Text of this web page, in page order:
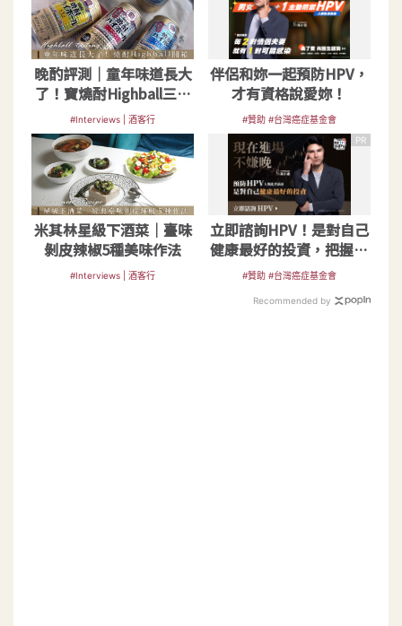
晚酌評測｜童年味道長大
了！寶燒酎Highball三款
風味調酒綜合測評
#Interviews | 酒客行
伴侶和妳一起預防HPV，
才有資格說愛妳！
#贊助 #台灣癌症基金會
米其林星級下酒菜｜臺味
剝皮辣椒5種美味作法
#Interviews | 酒客行
PR
立即諮詢HPV！是對自己
健康最好的投資，把握現
在不嫌晚！
#贊助 #台灣癌症基金會
Recommended by